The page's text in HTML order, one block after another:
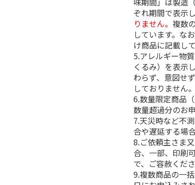
ぞれ期間で表示
りません。複数
しています。な
け商品に記載して
5.アレルギー物
くるみ）を表示
わらず、意図せ
しておりません。
6.数量限定商品
数量超過分のお
7.天災時など不
合や遅延する場
8.ご依頼主さま
合、一部、印刷
で、ご容赦くださ
9.複数商品の一